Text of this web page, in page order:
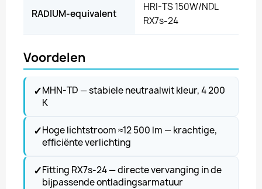
RADIUM-equivalent
HRI-TS 150W/NDL
RX7s-24
Voordelen
✓MHN-TD — stabiele neutraalwit kleur, 4 200
K
✓Hoge lichtstroom ≈12 500 lm — krachtige,
efficiënte verlichting
✓Fitting RX7s-24 — directe vervanging in de
bijpassende ontladingsarmatuur